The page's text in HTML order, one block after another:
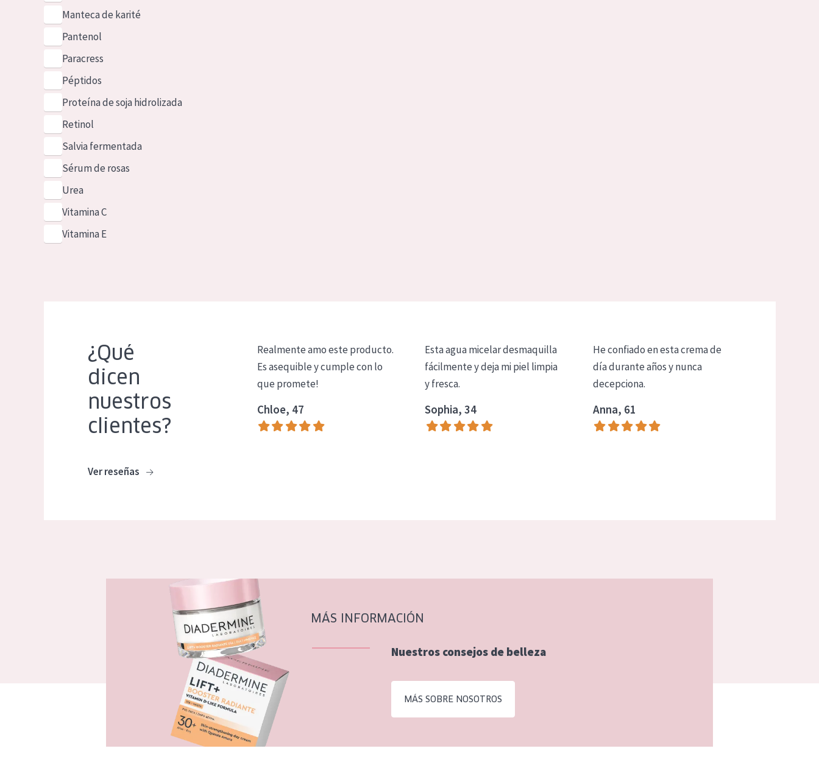
Manteca de karité
Pantenol
Paracress
Péptidos
Proteína de soja hidrolizada
Retinol
Salvia fermentada
Sérum de rosas
Urea
Vitamina C
Vitamina E
¿Qué
dicen
nuestros
clientes?
Ver reseñas
Realmente amo este producto.
Es asequible y cumple con lo
que promete!
Chloe, 47
Esta agua micelar desmaquilla
fácilmente y deja mi piel limpia
y fresca.
Sophia, 34
He confiado en esta crema de
día durante años y nunca
decepciona.
Anna, 61
MÁS INFORMACIÓN
Nuestros consejos de belleza
MÁS SOBRE NOSOTROS